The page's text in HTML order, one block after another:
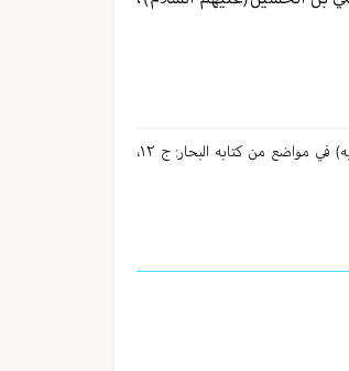
(١) لیست الروایة مذكورة في العلل، بل هي في الخصال، ج١، ص٢٧٢؛ كما صرّح به العلّامة المجلسي(رحمة الله عليه) في مواضع من كتابه البحار: ج ١٢،